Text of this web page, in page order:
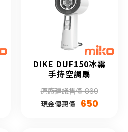
DIKE DUF150冰霧
手持空調扇
原廠建議售價 869
現金優惠價 650